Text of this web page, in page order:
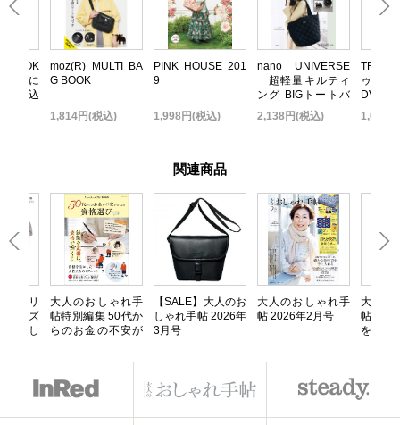
BOOK
限に
れ込
moz(R) MULTI BA
G BOOK
1,814円(税込)
PINK HOUSE 201
9
1,998円(税込)
nano UNIVERSE
超軽量キルティ
ング BIGトートバ
ッグBOOK
2,138円(税込)
TRF イ
ゥ・ダ
DVD
TOP
1,058
関連商品
・フリ
サイズ
のおし
ゃれ着
ム [一
大人のおしゃれ手
帖特別編集 50代か
らのお金の不安が
【SALE】大人のお
しゃれ手帖 2026年
3月号
大人のおしゃれ手
帖 2026年2月号
大人の
帖特別
を愉し
テム